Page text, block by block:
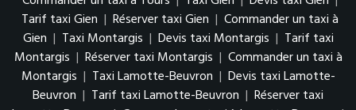
Tarif taxi Gien | Réserver taxi Gien | Commander un taxi à
Gien | Taxi Montargis | Devis taxi Montargis | Tarif taxi
Montargis | Réserver taxi Montargis | Commander un taxi à
Montargis | Taxi Lamotte-Beuvron | Devis taxi Lamotte-
Beuvron | Tarif taxi Lamotte-Beuvron | Réserver taxi